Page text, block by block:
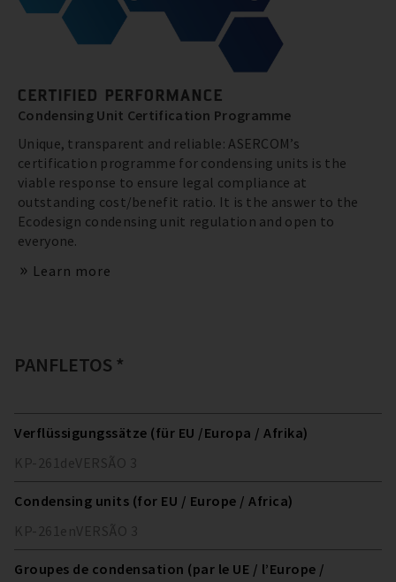
CERTIFIED PERFORMANCE
Condensing Unit Certification Programme
Unique, transparent and reliable: ASERCOM’s
certification programme for condensing units is the
viable response to ensure legal compliance at
outstanding cost/benefit ratio. It is the answer to the
Ecodesign condensing unit regulation and open to
everyone.
Learn more
PANFLETOS *
Verflüssigungssätze (für EU /Europa / Afrika)
KP-261deVERSÃO 3
Condensing units (for EU / Europe / Africa)
KP-261enVERSÃO 3
Groupes de condensation (par le UE / l’Europe /